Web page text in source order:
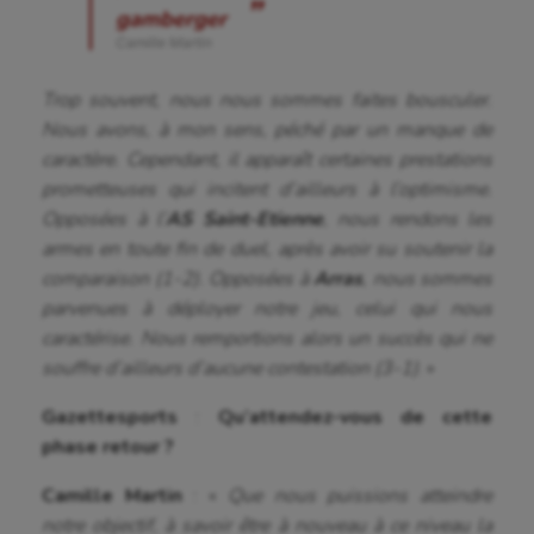
gamberger
Trop souvent, nous nous sommes faites bousculer.
Nous avons, à mon sens, péché par un manque de
caractère. Cependant, il apparaît certaines prestations
prometteuses qui incitent d’ailleurs à l’optimisme.
Opposées à l’ AS Saint-Etienne, nous rendons les
armes en toute fin de duel, après avoir su soutenir la
comparaison (1-2). Opposées à Arras, nous sommes
parvenues à déployer notre jeu, celui qui nous
caractérise. Nous remportions alors un succès qui ne
souffre d’ailleurs d’aucune contestation (3-1)
Gazettesports
Qu’attendez-vous de cette
phase retour ?
Camille Martin: «
Que nous puissions atteindre
notre objectif, à savoir être à nouveau à ce niveau la